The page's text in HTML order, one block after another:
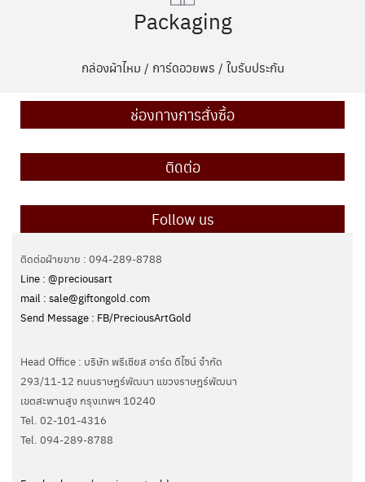
Packaging
กล่องผ้าไหม / การ์ดอวยพร / ใบรับประกัน
ช่องทางการสั่งซื้อ
ติดต่อ
Follow us
ติดต่อฝ่ายขาย : 094-289-8788
Line : @preciousart
mail : sale@giftongold.com
Send Message : FB/PreciousArtGold
Head Office : บริษัท พรีเชียส อาร์ต ดีไซน์ จำกัด
293/11-12 ถนนราษฎร์พัฒนา แขวงราษฎร์พัฒนา
เขตสะพานสูง กรุงเทพฯ 10240
Tel. 02-101-4316
Tel. ‭094-289-8788‬